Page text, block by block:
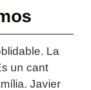
La
un cant
Javier